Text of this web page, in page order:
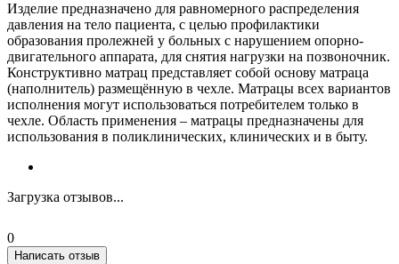
Изделие предназначено для равномерного распределения
давления на тело пациента, с целью профилактики
образования пролежней у больных с нарушением опорно-
двигательного аппарата, для снятия нагрузки на позвоночник.
Конструктивно матрац представляет собой основу матраца
(наполнитель) размещённую в чехле. Матрацы всех вариантов
исполнения могут использоваться потребителем только в
чехле. Область применения – матрацы предназначены для
использования в поликлинических, клинических и в быту.
Загрузка отзывов...
0
Написать отзыв